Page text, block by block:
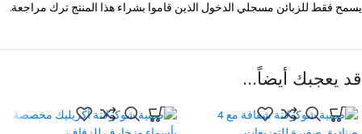
يسمح فقط للزبائن مسجلي الدخول الذين قاموا بشراء هذا المنتج ترك مراجعة.
قد يعجبك أيضاً…